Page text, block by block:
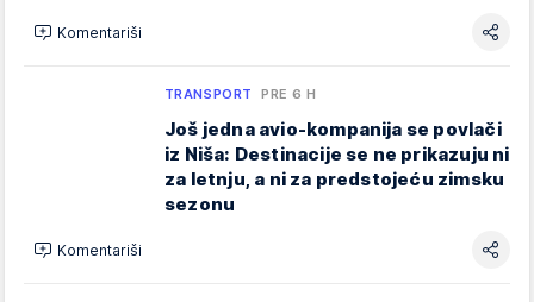
Komentariši
TRANSPORT PRE 6 H
Još jedna avio-kompanija se povlači
iz Niša: Destinacije se ne prikazuju ni
za letnju, a ni za predstojeću zimsku
sezonu
Komentariši